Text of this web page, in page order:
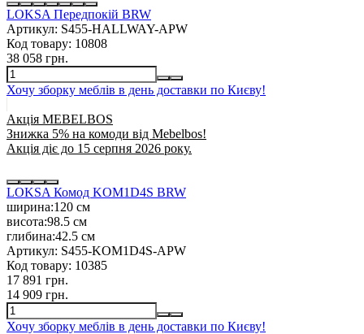
LOKSA Передпокій BRW
Артикул: S455-HALLWAY-APW
Код товару: 10808
38 058 грн.
Хочу зборку меблів в день доставки по Києву!
Акція MEBELBOS
Знижка 5% на комоди від Mebelbos!
Акція діє до 15 серпня 2026 року.
LOKSA Комод KOM1D4S BRW
ширина:120 см
висота:98.5 см
глибина:42.5 см
Артикул: S455-KOM1D4S-APW
Код товару: 10385
17 891 грн.
14 909 грн.
Хочу зборку меблів в день доставки по Києву!